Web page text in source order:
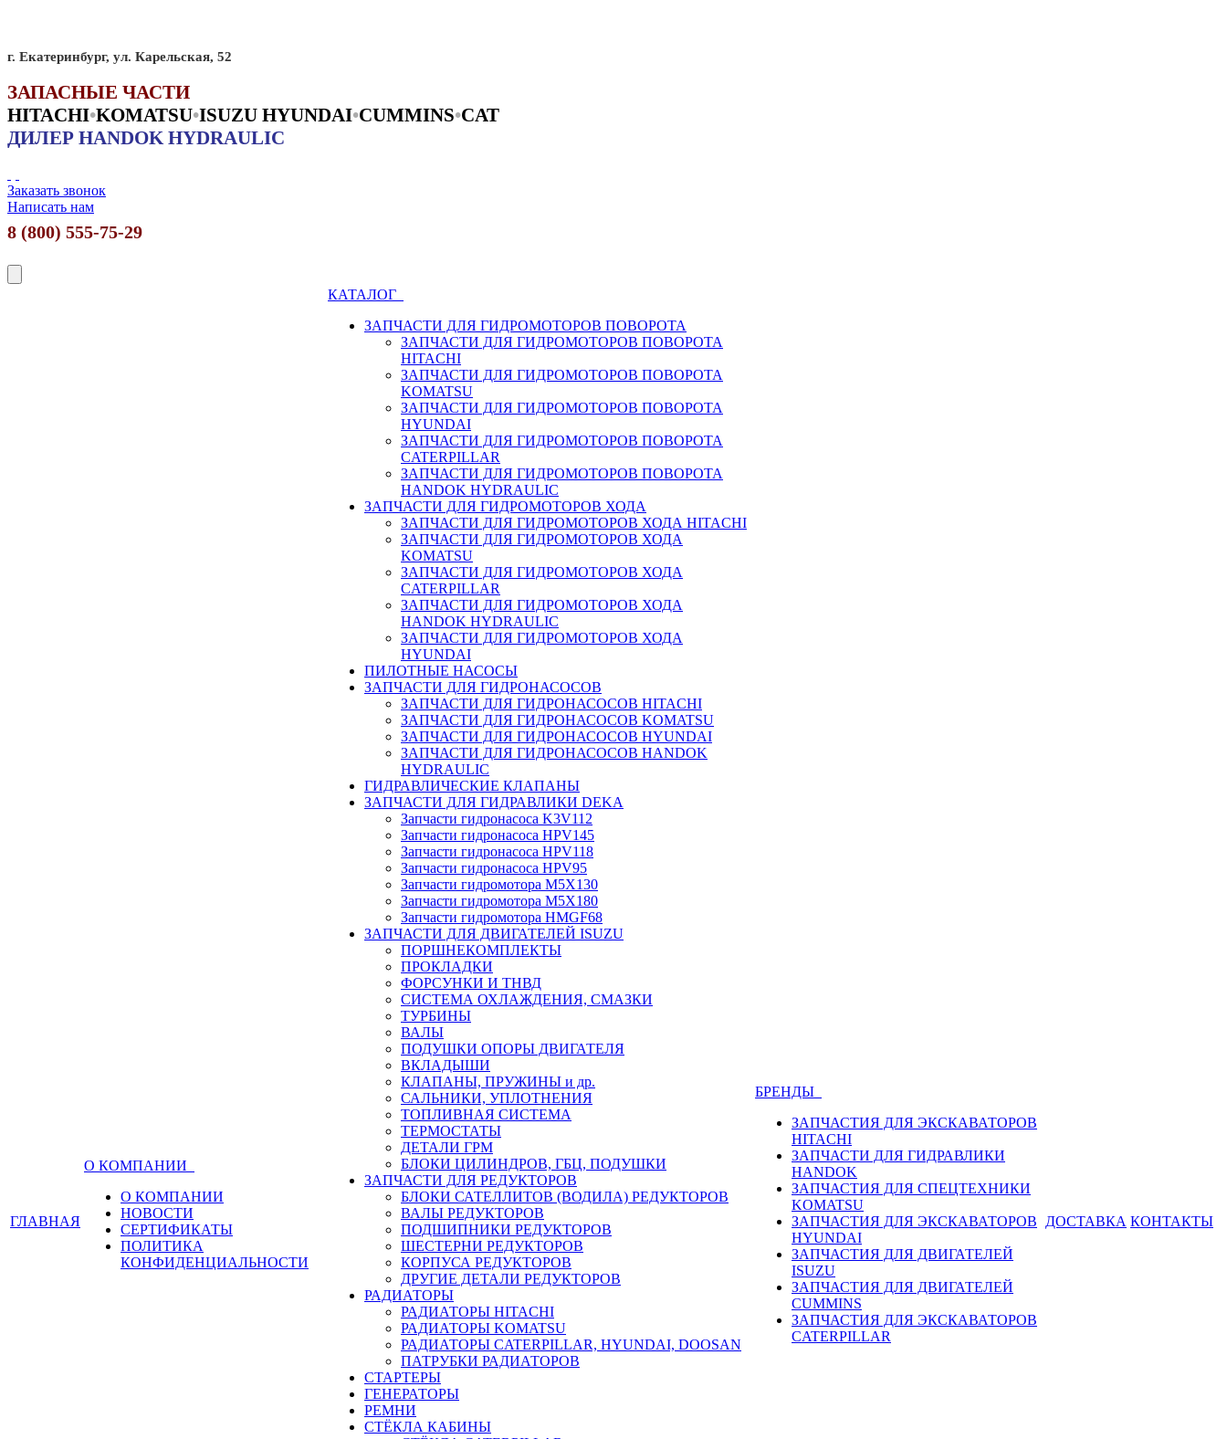
г. Екатеринбург, ул. Карельская, 52
ЗАПАСНЫЕ ЧАСТИ
HITACHI•KOMATSU•ISUZU HYUNDAI•CUMMINS•CAT
ДИЛЕР HANDOK HYDRAULIC
Заказать звонок
Написать нам
8 (800) 555-75-29
ГЛАВНАЯ
О КОМПАНИИ
О КОМПАНИИ
НОВОСТИ
СЕРТИФИКАТЫ
ПОЛИТИКА
КОНФИДЕНЦИАЛЬНОСТИ
КАТАЛОГ
ЗАПЧАСТИ ДЛЯ ГИДРОМОТОРОВ ПОВОРОТА
ЗАПЧАСТИ ДЛЯ ГИДРОМОТОРОВ ПОВОРОТА
HITACHI
ЗАПЧАСТИ ДЛЯ ГИДРОМОТОРОВ ПОВОРОТА
KOMATSU
ЗАПЧАСТИ ДЛЯ ГИДРОМОТОРОВ ПОВОРОТА
HYUNDAI
ЗАПЧАСТИ ДЛЯ ГИДРОМОТОРОВ ПОВОРОТА
CATERPILLAR
ЗАПЧАСТИ ДЛЯ ГИДРОМОТОРОВ ПОВОРОТА
HANDOK HYDRAULIC
ЗАПЧАСТИ ДЛЯ ГИДРОМОТОРОВ ХОДА
ЗАПЧАСТИ ДЛЯ ГИДРОМОТОРОВ ХОДА HITACHI
ЗАПЧАСТИ ДЛЯ ГИДРОМОТОРОВ ХОДА
KOMATSU
ЗАПЧАСТИ ДЛЯ ГИДРОМОТОРОВ ХОДА
CATERPILLAR
ЗАПЧАСТИ ДЛЯ ГИДРОМОТОРОВ ХОДА
HANDOK HYDRAULIC
ЗАПЧАСТИ ДЛЯ ГИДРОМОТОРОВ ХОДА
HYUNDAI
ПИЛОТНЫЕ НАСОСЫ
ЗАПЧАСТИ ДЛЯ ГИДРОНАСОСОВ
ЗАПЧАСТИ ДЛЯ ГИДРОНАСОСОВ HITACHI
ЗАПЧАСТИ ДЛЯ ГИДРОНАСОСОВ KOMATSU
ЗАПЧАСТИ ДЛЯ ГИДРОНАСОСОВ HYUNDAI
ЗАПЧАСТИ ДЛЯ ГИДРОНАСОСОВ HANDOK
HYDRAULIC
ГИДРАВЛИЧЕСКИЕ КЛАПАНЫ
ЗАПЧАСТИ ДЛЯ ГИДРАВЛИКИ DEKA
Запчасти гидронасоса K3V112
Запчасти гидронасоса HPV145
Запчасти гидронасоса HPV118
Запчасти гидронасоса HPV95
Запчасти гидромотора M5X130
Запчасти гидромотора M5X180
Запчасти гидромотора HMGF68
ЗАПЧАСТИ ДЛЯ ДВИГАТЕЛЕЙ ISUZU
ПОРШНЕКОМПЛЕКТЫ
ПРОКЛАДКИ
ФОРСУНКИ И ТНВД
СИСТЕМА ОХЛАЖДЕНИЯ, СМАЗКИ
ТУРБИНЫ
ВАЛЫ
ПОДУШКИ ОПОРЫ ДВИГАТЕЛЯ
ВКЛАДЫШИ
КЛАПАНЫ, ПРУЖИНЫ и др.
САЛЬНИКИ, УПЛОТНЕНИЯ
ТОПЛИВНАЯ СИСТЕМА
ТЕРМОСТАТЫ
ДЕТАЛИ ГРМ
БЛОКИ ЦИЛИНДРОВ, ГБЦ, ПОДУШКИ
ЗАПЧАСТИ ДЛЯ РЕДУКТОРОВ
БЛОКИ САТЕЛЛИТОВ (ВОДИЛА) РЕДУКТОРОВ
ВАЛЫ РЕДУКТОРОВ
ПОДШИПНИКИ РЕДУКТОРОВ
ШЕСТЕРНИ РЕДУКТОРОВ
КОРПУСА РЕДУКТОРОВ
ДРУГИЕ ДЕТАЛИ РЕДУКТОРОВ
РАДИАТОРЫ
РАДИАТОРЫ HITACHI
РАДИАТОРЫ KOMATSU
РАДИАТОРЫ CATERPILLAR, HYUNDAI, DOOSAN
ПАТРУБКИ РАДИАТОРОВ
СТАРТЕРЫ
ГЕНЕРАТОРЫ
РЕМНИ
СТЁКЛА КАБИНЫ
БРЕНДЫ
ЗАПЧАСТИЯ ДЛЯ ЭКСКАВАТОРОВ
HITACHI
ЗАПЧАСТИ ДЛЯ ГИДРАВЛИКИ
HANDOK
ЗАПЧАСТИЯ ДЛЯ СПЕЦТЕХНИКИ
KOMATSU
ЗАПЧАСТИЯ ДЛЯ ЭКСКАВАТОРОВ
HYUNDAI
ЗАПЧАСТИЯ ДЛЯ ДВИГАТЕЛЕЙ
ISUZU
ЗАПЧАСТИЯ ДЛЯ ДВИГАТЕЛЕЙ
CUMMINS
ЗАПЧАСТИЯ ДЛЯ ЭКСКАВАТОРОВ
CATERPILLAR
ДОСТАВКА КОНТАКТЫ